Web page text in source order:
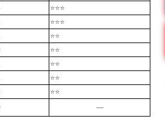
⭐⭐⭐
⭐⭐⭐
⭐⭐
⭐⭐
⭐⭐
⭐⭐
⭐⭐
—